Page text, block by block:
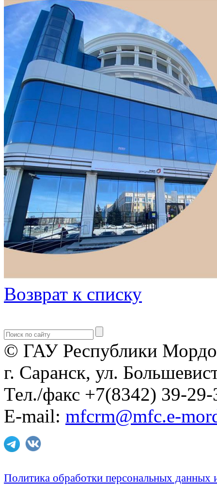
Возврат к списку
© ГАУ Республики
г. Саранск, ул.
Тел./факс +7(8342) 39-29-
E-mail: mfcrm@mfc.e-
Политика обработки персональных